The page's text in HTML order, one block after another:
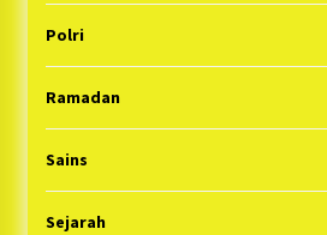
Polri
Ramadan
Sains
Sejarah